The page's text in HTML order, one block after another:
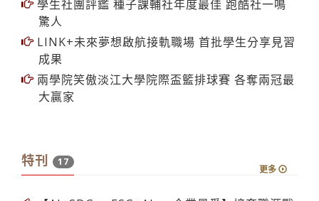
學生社團評鑑 種子課輔社年度最佳 跑酷社一鳴
驚人
LINK+未來夢想啟航接軌職場 首批學生分享見習
成果
兩學院笑傲淡江大學院際盃籃排球賽 各奪兩冠最
大贏家
特刊 17
更多